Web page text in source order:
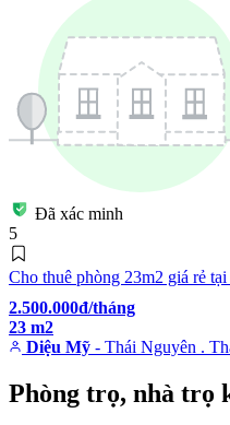
Đã xác minh
5
Cho thuê phòng 23m2 giá rẻ
2.500.000đ/tháng
23 m2
Diệu Mỹ - Thái Nguyên .
Phòng trọ, nhà trọ